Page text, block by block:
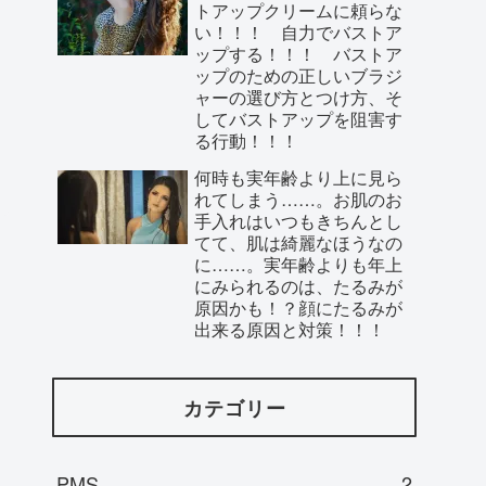
トアップクリームに頼らな
い！！！ 自力でバストア
ップする！！！ バストア
ップのための正しいブラジ
ャーの選び方とつけ方、そ
してバストアップを阻害す
る行動！！！
何時も実年齢より上に見ら
れてしまう……。お肌のお
手入れはいつもきちんとし
てて、肌は綺麗なほうなの
に……。実年齢よりも年上
にみられるのは、たるみが
原因かも！？顔にたるみが
出来る原因と対策！！！
カテゴリー